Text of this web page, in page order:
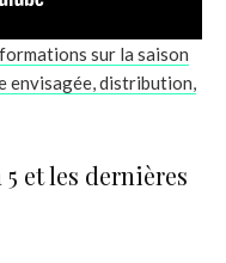
sur la saison
envisagée, distribution,
et les dernières